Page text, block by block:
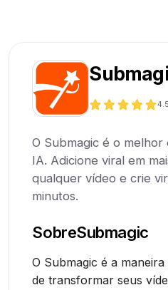
4.5
O Submagic é o
IA. Adicione viral em
qualquer vídeo e crie
minutos.
SobreSubmagic
O Submagic é a
de transformar seus